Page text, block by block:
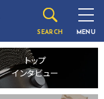
SEARCH MENU
トップ
インタビュー